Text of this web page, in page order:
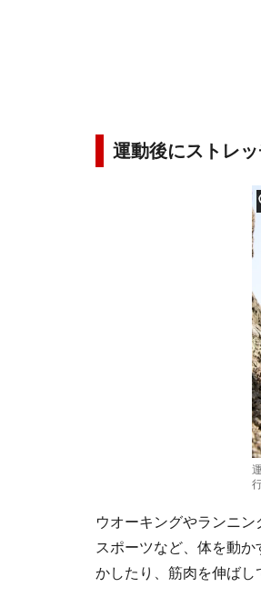
運動後にストレ
ウオーキングやランニ
スポーツなど、体を動
かしたり、筋肉を伸ばし